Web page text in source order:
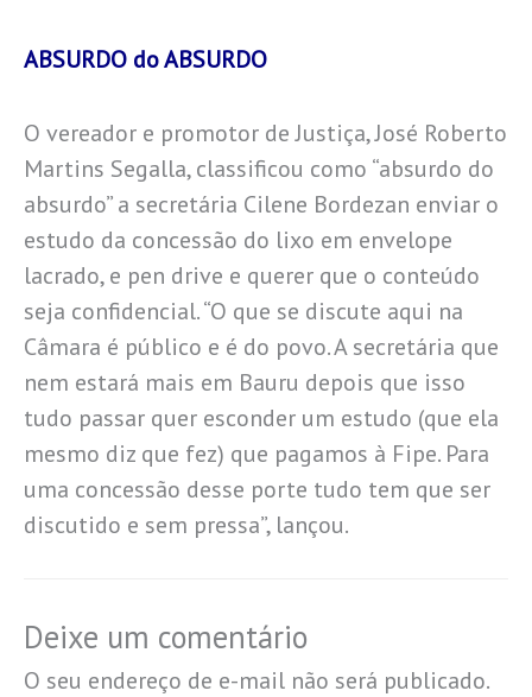
ABSURDO do ABSURDO
O vereador e promotor de Justiça, José Roberto
Martins Segalla, classificou como “absurdo do
absurdo” a secretária Cilene Bordezan enviar o
estudo da concessão do lixo em envelope
lacrado, e pen drive e querer que o conteúdo
seja confidencial. “O que se discute aqui na
Câmara é público e é do povo. A secretária que
nem estará mais em Bauru depois que isso
tudo passar quer esconder um estudo (que ela
mesmo diz que fez) que pagamos à Fipe. Para
uma concessão desse porte tudo tem que ser
discutido e sem pressa”, lançou.
Deixe um comentário
O seu endereço de e-mail não será publicado.